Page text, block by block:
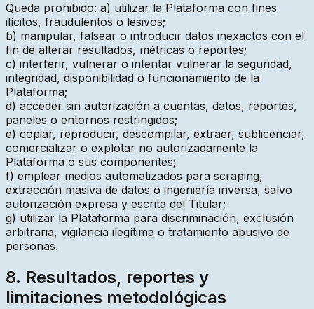
Queda prohibido: a) utilizar la Plataforma con fines
ilícitos, fraudulentos o lesivos;
b) manipular, falsear o introducir datos inexactos con el
fin de alterar resultados, métricas o reportes;
c) interferir, vulnerar o intentar vulnerar la seguridad,
integridad, disponibilidad o funcionamiento de la
Plataforma;
d) acceder sin autorización a cuentas, datos, reportes,
paneles o entornos restringidos;
e) copiar, reproducir, descompilar, extraer, sublicenciar,
comercializar o explotar no autorizadamente la
Plataforma o sus componentes;
f) emplear medios automatizados para scraping,
extracción masiva de datos o ingeniería inversa, salvo
autorización expresa y escrita del Titular;
g) utilizar la Plataforma para discriminación, exclusión
arbitraria, vigilancia ilegítima o tratamiento abusivo de
personas.
8. Resultados, reportes y
limitaciones metodológicas